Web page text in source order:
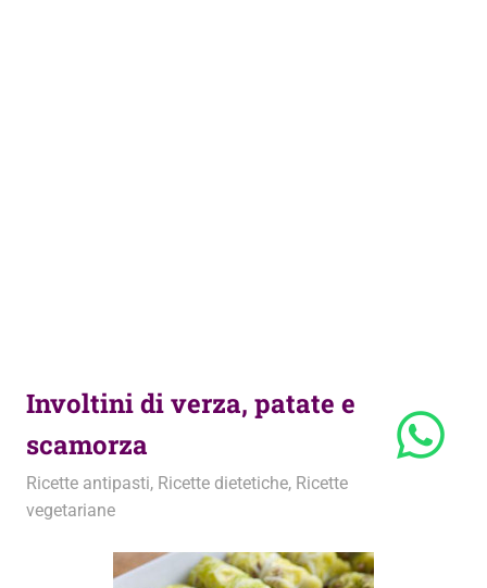
Involtini di verza, patate e
scamorza
2 Marzo 2014
admin
Ricette antipasti, Ricette dietetiche, Ricette
vegetariane